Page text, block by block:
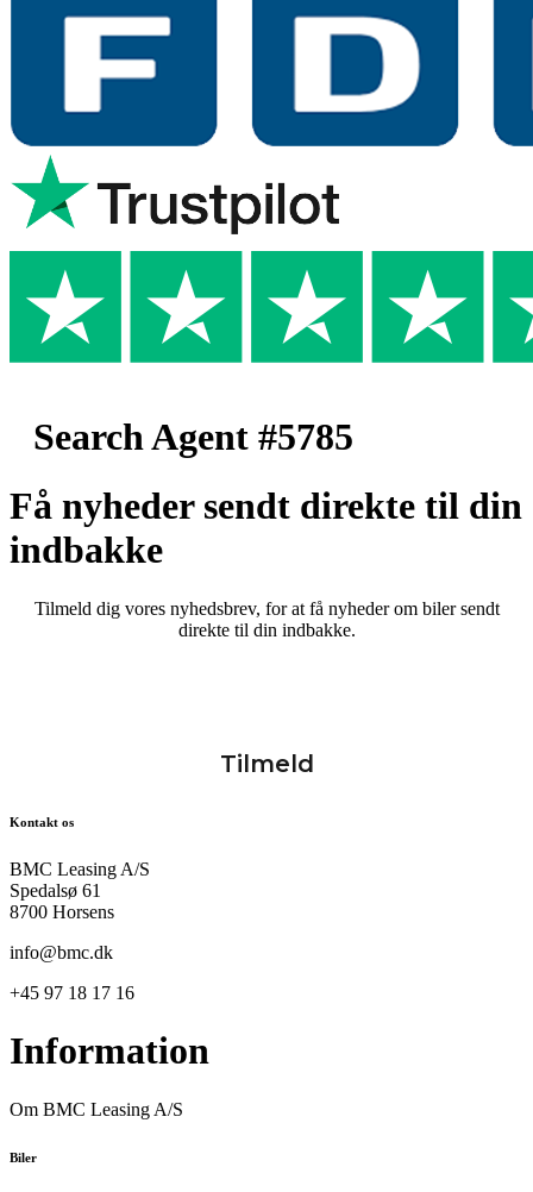
Search Agent #5785
Få nyheder sendt direkte til din
indbakke
Tilmeld dig vores nyhedsbrev, for at få nyheder om biler sendt
direkte til din indbakke.
Kontakt os
BMC Leasing A/S
Spedalsø 61
8700 Horsens
info@bmc.dk
+45 97 18 17 16
Information
Om BMC Leasing A/S
Biler